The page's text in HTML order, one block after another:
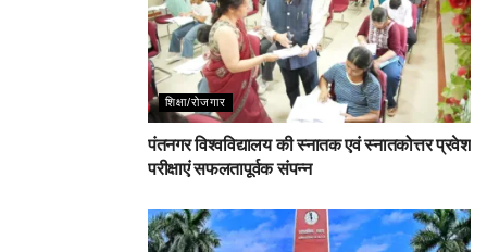
शिक्षा/रोजगार
पंतनगर विश्वविद्यालय की स्नातक एवं स्नातकोत्तर प्रवेश
परीक्षाएं सफलतापूर्वक संपन्न